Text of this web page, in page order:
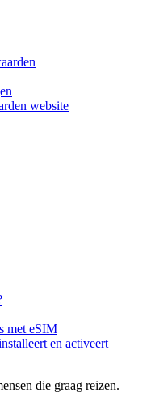
website
met eSIM
en activeert
die graag reizen.